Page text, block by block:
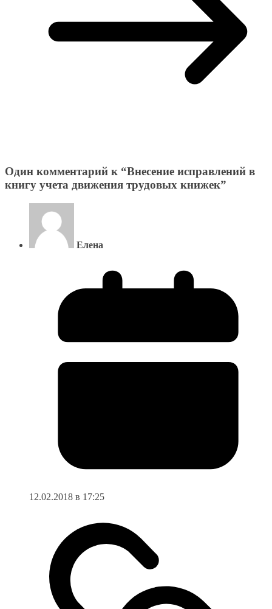
Один комментарий к “Внесение исправлений в
книгу учета движения трудовых книжек”
Елена
12.02.2018 в 17:25